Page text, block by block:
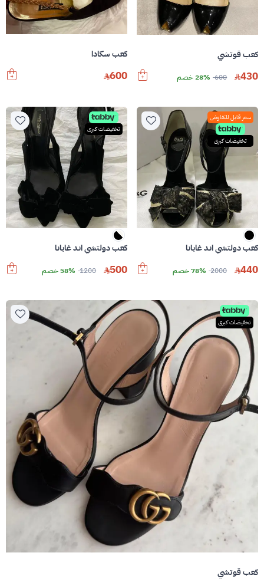
كعب قوتشي
430
600 28% خصم
كعب سكادا
600
سعر قابل للتفاوض
تخفيضات كبرى
كعب دولتشي اند غابانا
440
2000 78% خصم
تخفيضات كبرى
كعب دولتشي اند غابانا
500
1200 58% خصم
تخفيضات كبرى
كعب قوتشي